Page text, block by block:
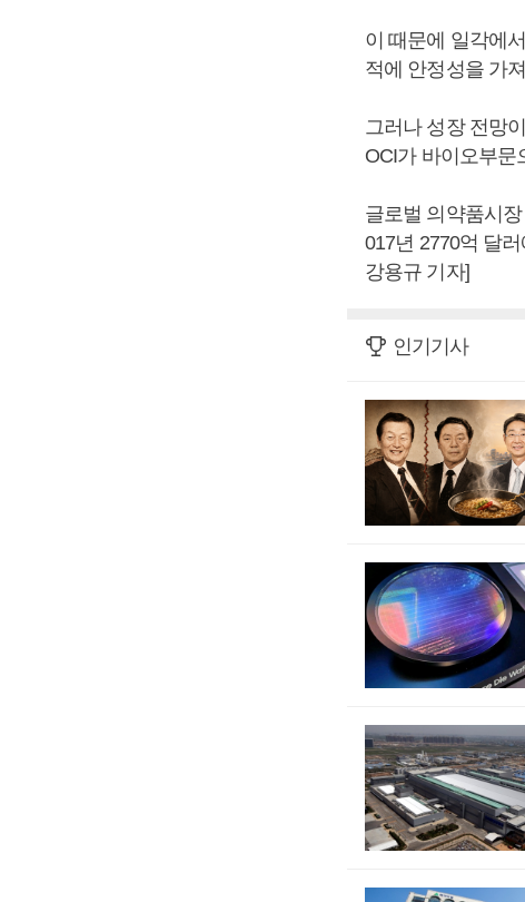
이 때문에 일각에
적에 안정성을 가
그러나 성장 전망
OCI가 바이오부문
글로벌 의약품시
017년 2770억 달
강용규 기자]
인기기사